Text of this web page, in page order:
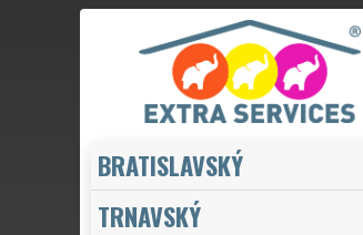
BRATISLAVSKÝ
TRNAVSKÝ